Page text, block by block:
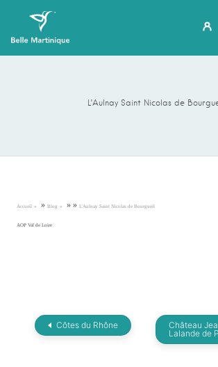
L’Aulnay Saint Nicolas de
Accueil » Blog » » L’Aulnay Saint Nicolas de Bourgueil
AOP Val de Loire
Côtes du Rhône
Château
Lalande de